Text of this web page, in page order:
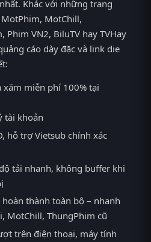
Khác với những trang
MotChill,
Phim VN2, BiluTV hay TVHay
cáo dày đặc và link die
xăm miễn phí 100% tại
tài khoản
hỗ trợ Vietsub chính xác
tải nhanh, không buffer khi
thành toàn bộ – nhanh
MotChill, ThungPhim cũ
trên điện thoại, máy tính